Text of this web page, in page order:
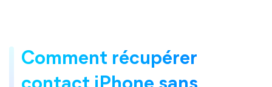
Comment récupérer